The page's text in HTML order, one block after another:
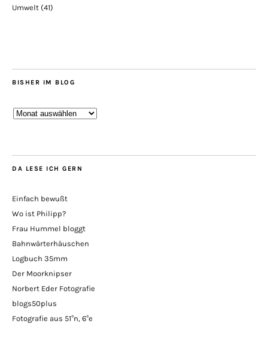
Umwelt (41)
BISHER IM BLOG
Bisher
DA LESE ICH GERN
Einfach bewußt
Wo ist Philipp?
Frau Hummel bloggt
Bahnwärterhäuschen
Logbuch 35mm
Der Moorknipser
Norbert Eder Fotografie
blogs50plus
Fotografie aus 51°n, 6°e